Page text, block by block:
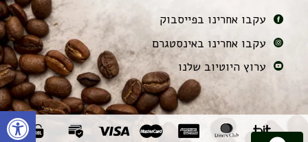
עקבו אחרינו בפייסבוק
עקבו אחרינו באינסטגרם
ערוץ היוטיוב שלנו